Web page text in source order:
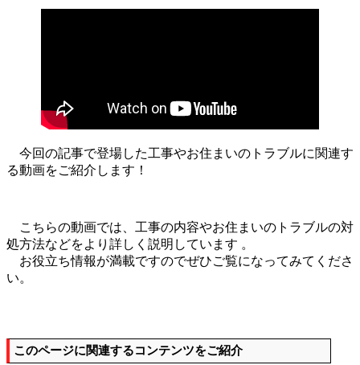
今回の記事で登場した工事やお住まいのトラブルに関連す
る動画をご紹介します！
こちらの動画では、工事の内容やお住まいのトラブルの対
処方法などをより詳しく説明しています 。
お役立ち情報が満載ですのでぜひご覧になってみてくださ
い。
このページに関連するコンテンツをご紹介